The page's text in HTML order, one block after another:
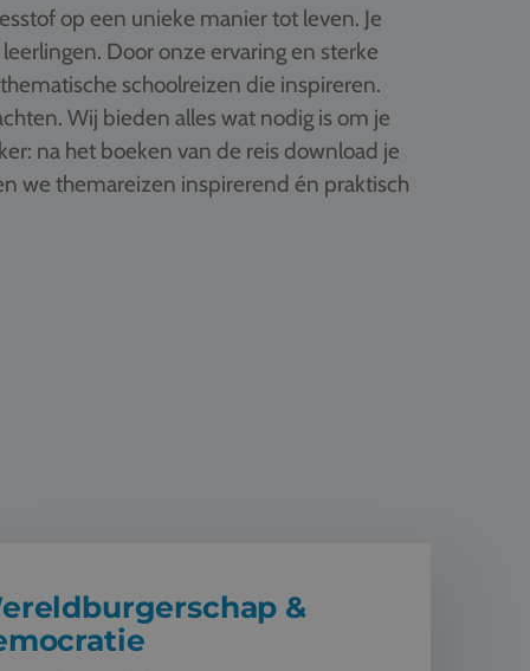
op een unieke manier tot leven. Je
Door onze ervaring en sterke
schoolreizen die inspireren.
Wij bieden alles wat nodig is om je
na het boeken van de reis download je
we themareizen inspirerend én praktisch
&